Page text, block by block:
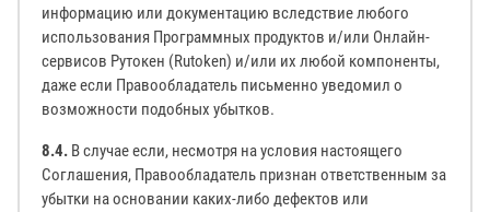
информацию или документацию вследствие любого
использования Программных продуктов и/или Онлайн-
сервисов Рутокен (Rutoken) и/или их любой компоненты,
даже если Правообладатель письменно уведомил о
возможности подобных убытков.
8.4. В случае если, несмотря на условия настоящего
Соглашения, Правообладатель признан ответственным за
убытки на основании каких-либо дефектов или